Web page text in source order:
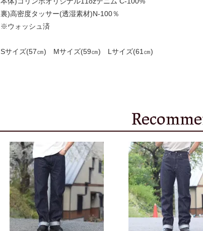
裏)高密度タッサー(透湿素材)N-100％
※ウォッシュ済
Sサイズ(57㎝) Mサイズ(59㎝) Lサイズ(61㎝)